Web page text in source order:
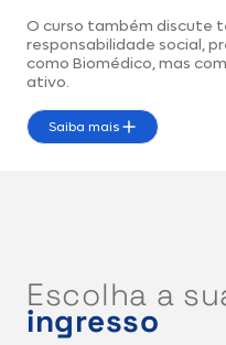
O curso também discute
responsabilidade social,
como Biomédico, mas
ativo.
Saiba mais
Escolha a
ingresso